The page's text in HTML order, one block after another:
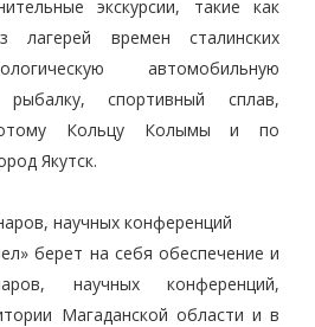
экскурсии, такие как
времен сталинских
автомобильную
спортивный сплав,
Кольцу Колымы и по
Якутск.
научных конференций
берет на себя обеспечение и
научных конференций,
Магаданской области и в